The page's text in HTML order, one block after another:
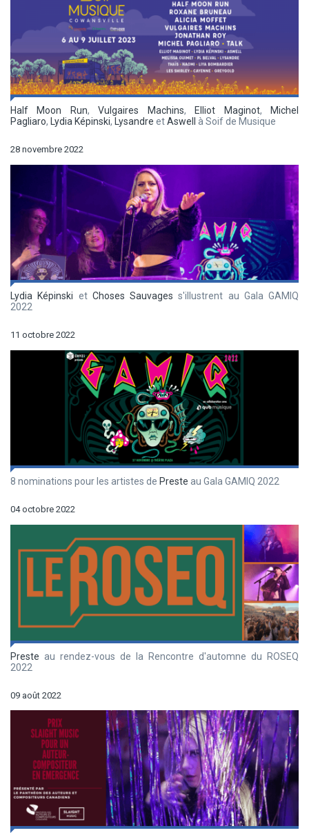
Half Moon Run,Vulgaires Machins, Elliot Maginot,
Michel
Pagliaro, Lydia Képinski, Lysandre etAswell à Soif de Musique
28 novembre 2022
Lydia Képinski et Choses Sauvages s'illustrent au Gala GAMIQ
2022
11 octobre 2022
8 nominations pour les artistes de Preste au Gala GAMIQ 2022
04 octobre 2022
Preste au rendez-vous de la Rencontre d'automne du ROSEQ
2022
09 août 2022